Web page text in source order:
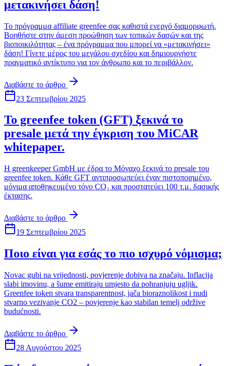
μετακινήσει δάση!
Το πρόγραμμα affiliate greenfee σας καθιστά ενεργό διαμορφωτή.
Βοηθήστε στην άμεση προώθηση των τοπικών δασών και της
βιοποικιλότητας – ένα πρόγραμμα που μπορεί να «μετακινήσει»
δάση! Γίνετε μέρος του μεγάλου σχεδίου και δημιουργήστε
πραγματικό αντίκτυπο για τον άνθρωπο και το περιβάλλον.
Διαβάστε το άρθρο
23 Σεπτεμβρίου 2025
Το greenfee token (GFT) ξεκινά το
presale μετά την έγκριση του MiCAR
whitepaper.
Η greenkeeper GmbH με έδρα το Μόναχο ξεκινά το presale του
greenfee token. Κάθε GFT αντιπροσωπεύει έναν πιστοποιημένο,
μόνιμα αποθηκευμένο τόνο CO₂ και προστατεύει 100 τ.μ. δασικής
έκτασης.
Διαβάστε το άρθρο
19 Σεπτεμβρίου 2025
Ποιο είναι για εσάς το πιο ισχυρό νόμισμα;
Novac gubi na vrijednosti, povjerenje dobiva na značaju. Inflacija
slabi imovinu, a šume emitiraju umjesto da pohranjuju ugljik.
Greenfee token stvara transparentnost, jača bioraznolikost i nudi
stvarno vezivanje CO2 – povjerenje kao stabilan temelj održive
budućnosti.
Διαβάστε το άρθρο
28 Αυγούστου 2025